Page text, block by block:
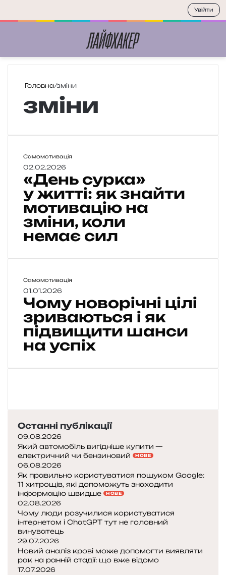
Головна/зміни
зміни
«
Д
е
ь
с
у
к
ж
и
т
і
к
й
т
о
т
и
в
а
ц
і
ю
н
а
з
м
Самомотивація
02.02.2026
«День сурка»
у житті: як знайти
мотивацію на
зміни, коли
немає сил
Ч
о
м
н
о
в
і
л
і
з
р
и
в
а
ю
т
ь
с
я
і
Самомотивація
01.01.2026
Чому новорічні цілі
зриваються і як
підвищити шанси
на успіх
Останні публікації
09.08.2026
Який автомобіль вигідніше купити —
електричний чи бензиновий
НОВЕ
06.08.2026
Як правильно користуватися пошуком Google:
11 хитрощів, які допоможуть знаходити
інформацію швидше
НОВЕ
02.08.2026
Чому люди розучилися користуватися
інтернетом і ChatGPT тут не головний
винуватець
29.07.2026
Новий аналіз крові може допомогти виявляти
рак на ранній стадії: що вже відомо
17.07.2026
Увійти